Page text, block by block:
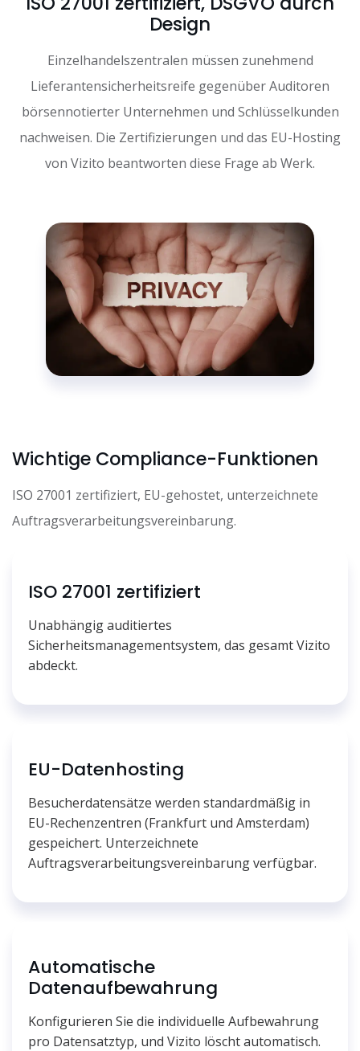
Design
Einzelhandelszentralen müssen zunehmend
Lieferantensicherheitsreife gegenüber Auditoren
börsennotierter Unternehmen und Schlüsselkunden
nachweisen. Die Zertifizierungen und das EU-Hosting
von Vizito beantworten diese Frage ab Werk.
Wichtige Compliance-Funktionen
ISO 27001 zertifiziert, EU-gehostet, unterzeichnete
Auftragsverarbeitungsvereinbarung.
ISO 27001 zertifiziert
Unabhängig auditiertes
Sicherheitsmanagementsystem, das gesamt Vizito
abdeckt.
EU-Datenhosting
Besucherdatensätze werden standardmäßig in
EU-Rechenzentren (Frankfurt und Amsterdam)
gespeichert. Unterzeichnete
Auftragsverarbeitungsvereinbarung verfügbar.
Automatische
Datenaufbewahrung
Konfigurieren Sie die individuelle Aufbewahrung
pro Datensatztyp, und Vizito löscht automatisch.